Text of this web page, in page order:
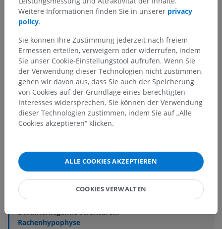
Anatomische Hierarchie
Anatomie des Menschen 2
Menschlicher Körper> Eingeweidesysteme>
Verdauungsapparat> Rachen> Nasenrachen>
Rachengewölbe
Rachenhypophyse
Weitere Informationen finden Sie in unserer privacy
policy.
Sie können Ihre Zustimmung jederzeit nach freiem
Ermessen erteilen, verweigern oder widerrufen, indem
Sie unser Cookie-Einstellungstool aufrufen. Wenn Sie
der Verwendung dieser Technologien nicht zustimmen,
gehen wir davon aus, dass Sie auch der Speicherung
von Cookies auf der Grundlage eines berechtigten
Interesses widersprechen. Sie können der Verwendung
dieser Technologien zustimmen, indem Sie auf „Alle
Cookies akzeptieren“ klicken.
ALLE COOKIES AKZEPTIEREN
COOKIES VERWALTEN